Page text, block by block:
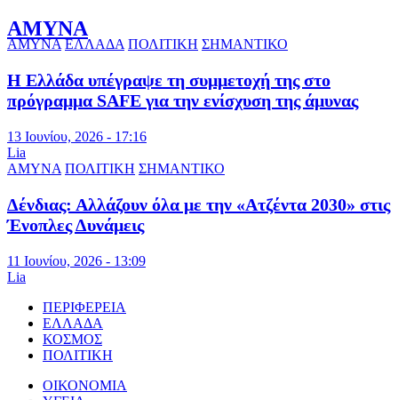
ΑΜΥΝΑ
ΑΜΥΝΑ ΕΛΛΑΔΑ ΠΟΛΙΤΙΚΗ ΣΗΜΑΝΤΙΚΟ
Η Ελλάδα υπέγραψε τη συμμετοχή της στο
πρόγραμμα SAFE για την ενίσχυση της άμυνας
13 Ιουνίου, 2026 - 17:16
Lia
ΑΜΥΝΑ ΠΟΛΙΤΙΚΗ ΣΗΜΑΝΤΙΚΟ
Δένδιας: Αλλάζουν όλα με την «Ατζέντα 2030» στις
Ένοπλες Δυνάμεις
11 Ιουνίου, 2026 - 13:09
Lia
ΠΕΡΙΦΕΡΕΙΑ
ΕΛΛΑΔΑ
ΚΟΣΜΟΣ
ΠΟΛΙΤΙΚΗ
ΟΙΚΟΝΟΜΙΑ